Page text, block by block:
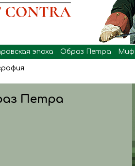
эпоха Образ Петра
Петра